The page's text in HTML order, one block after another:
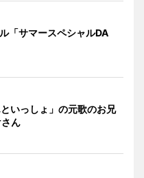
「サマースペシャルDA
いっしょ」の元歌のお兄
ん